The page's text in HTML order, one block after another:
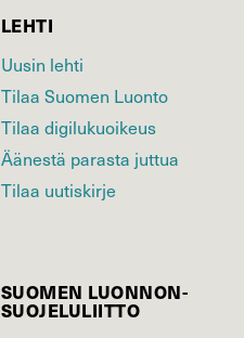
LEHTI
Uusin lehti
Tilaa Suomen Luonto
Tilaa digilukuoikeus
Äänestä parasta juttua
Tilaa uutiskirje
SUOMEN LUONNON­
SUOJELU­LIITTO